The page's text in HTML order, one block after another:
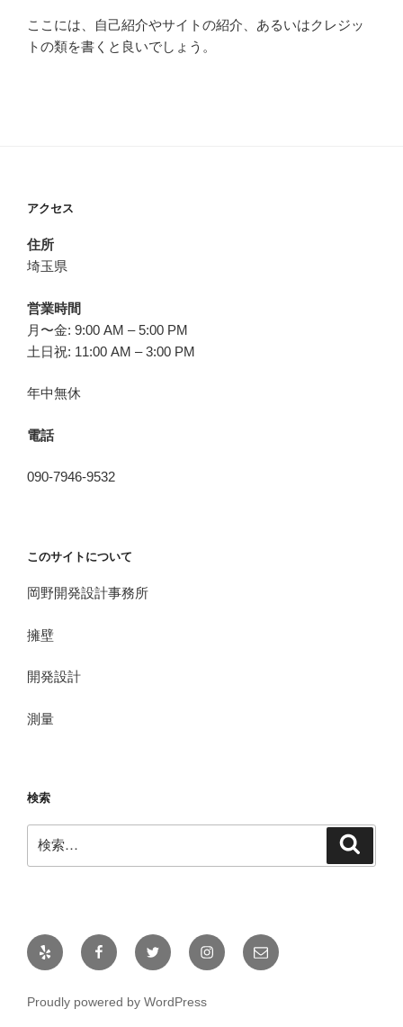
ここには、自己紹介やサイトの紹介、あるいはクレジッ
トの類を書くと良いでしょう。
アクセス
住所
埼玉県
営業時間
月〜金: 9:00 AM – 5:00 PM
土日祝: 11:00 AM – 3:00 PM
年中無休
電話
090-7946-9532
このサイトについて
岡野開発設計事務所
擁壁
開発設計
測量
検索
索:
Yelp FacebookTwitter Instagramメ
ー
Proudly powered by WordPress